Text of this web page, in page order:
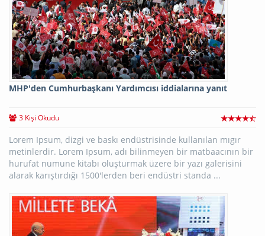
MHP'den Cumhurbaşkanı Yardımcısı iddialarına yanıt
3 Kişi Okudu
Lorem Ipsum, dizgi ve baskı endüstrisinde kullanılan mıgır
metinlerdir. Lorem Ipsum, adı bilinmeyen bir matbaacının bir
hurufat numune kitabı oluşturmak üzere bir yazı galerisini
alarak karıştırdığı 1500'lerden beri endüstri standa ...